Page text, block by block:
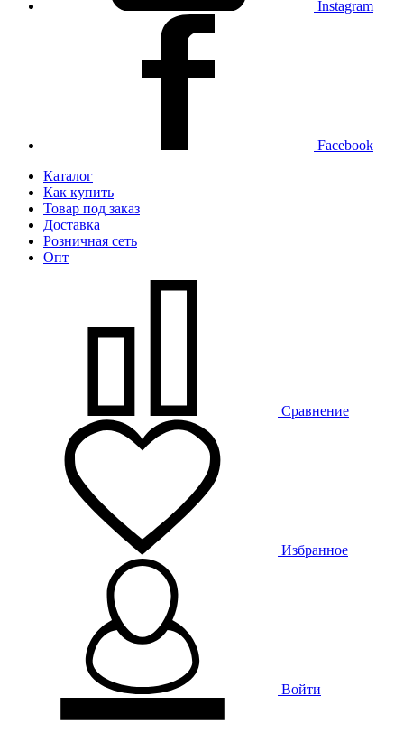
Instagram
Facebook
Каталог
Как купить
Товар под заказ
Доставка
Розничная сеть
Опт
Сравнение
Избранное
Войти